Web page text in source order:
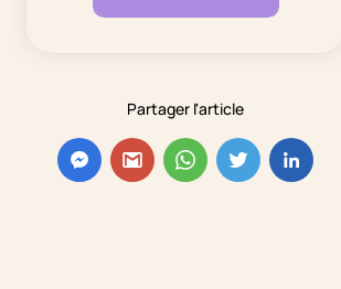
Partager l'article